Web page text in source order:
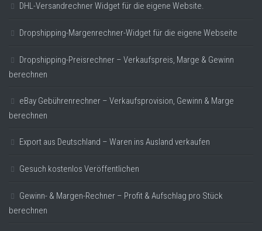
DHL-Versandrechner Widget für die eigene Website.
Dropshipping-Margenrechner-Widget für die eigene Webseite
Dropshipping-Preisrechner – Verkaufspreis, Marge & Gewinn
berechnen
eBay Gebührenrechner – Verkaufsprovision, Gewinn & Marge
berechnen
Export aus Deutschland – Waren ins Ausland verkaufen
Gesuch kostenlos Veröffentlichen
Gewinn- & Margen-Rechner – Profit & Aufschlag pro Stück
berechnen